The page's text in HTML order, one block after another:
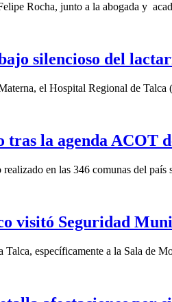
Rocha, junto a la abogada y
silencioso del
el Hospital Regional de Talca
la agenda ACOT
en las 346 comunas del país
visitó Seguridad
específicamente a la Sala de